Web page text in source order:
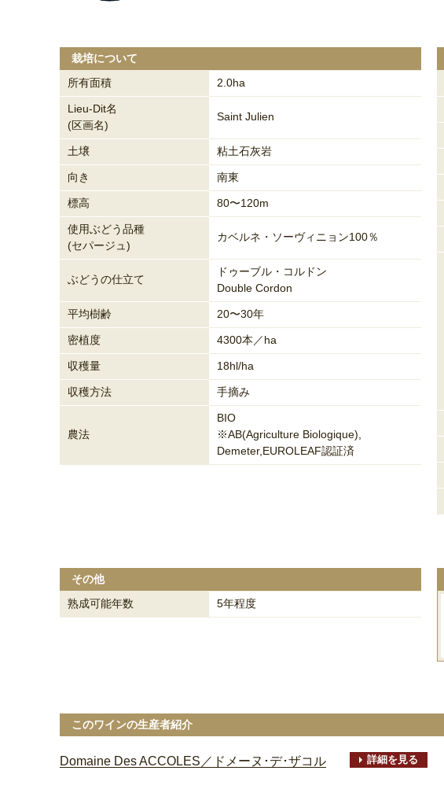
栽培について
所有面積
2.0ha
Lieu-Dit名
(区画名)
Saint Julien
土壌 粘土石灰岩
向き 南東
標高 80〜120m
使用ぶどう品種
(セパージュ)
カベルネ・ソーヴィニョン100％
ぶどうの仕立て
ドゥーブル・コルドン
Double Cordon
平均樹齢 20〜30年
密植度 4300本／ha
収穫量 18hl/ha
収穫方法 手摘み
農法
BIO
※AB(Agriculture Biologique),
Demeter,EUROLEAF認証済
その他
熟成可能年数
5年程度
このワインの生産者紹介
Domaine Des ACCOLES／ドメーヌ･デ･ザコル 詳細を見る